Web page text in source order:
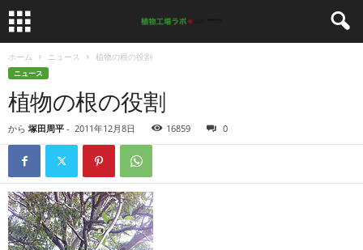
ホーム ニュース 植物の根の役割
ニュース
植物の根の役割
から 塚田周平 - 2011年12月8日 16859 0